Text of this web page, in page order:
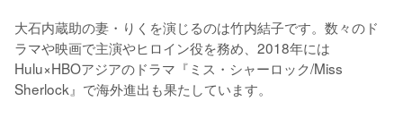
大石内蔵助の妻・りくを演じるのは竹内結子です。数々のド
ラマや映画で主演やヒロイン役を務め、2018年には
Hulu×HBOアジアのドラマ『ミス・シャーロック/Miss
Sherlock』で海外進出も果たしています。